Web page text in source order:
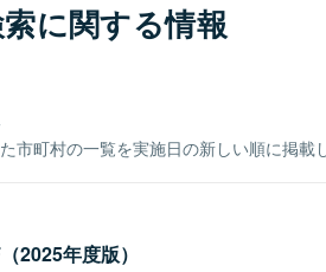
に関する情報
市町村の一覧を実施日の新しい順に掲載
2025年度版）